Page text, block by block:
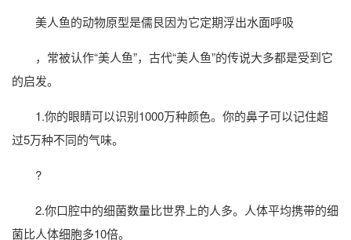
美人鱼的动物原型是儒艮因为它定期浮出水面呼吸
，常被认作“美人鱼”，古代“美人鱼”的传说大多都是受到它
的启发。
1.你的眼睛可以识别1000万种颜色。你的鼻子可以记住超
过5万种不同的气味。
?
2.你口腔中的细菌数量比世界上的人多。人体平均携带的细
菌比人体细胞多10倍。